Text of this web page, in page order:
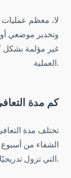
لا، معظم عمليات
وتخدير موضعي أو
غير مؤلمة بشكل
العملية.
كم مدة
تختلف مدة
الشفاء من
التي تزول تدريجيًا.